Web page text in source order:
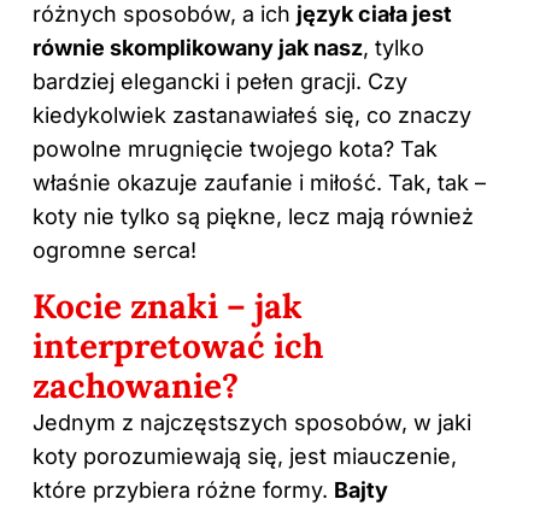
różnych sposobów, a ich język ciała jest
równie skomplikowany jak nasz, tylko
bardziej elegancki i pełen gracji. Czy
kiedykolwiek zastanawiałeś się, co znaczy
powolne mrugnięcie twojego kota? Tak
właśnie okazuje zaufanie i miłość. Tak, tak –
koty nie tylko są piękne, lecz mają również
ogromne serca!
Kocie znaki – jak
interpretować ich
zachowanie?
Jednym z najczęstszych sposobów, w jaki
koty porozumiewają się, jest miauczenie,
które przybiera różne formy. Bajty